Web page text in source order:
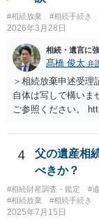
#相続放棄 #相続手続き
2026年3月28日
相続・遺言に
髙橋 俊太 弁
＞相続放棄申述受
自体は写しで構いま
ご参照ください。
4
父の遺産相
べきか？
#相続財産調査・鑑定 #
#相続放棄
#相続手続き
2025年7月15日